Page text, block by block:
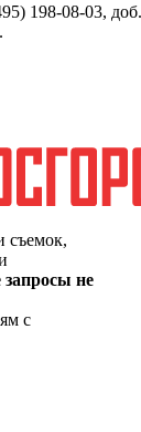
198-08-03,
съемок,
запросы не
с